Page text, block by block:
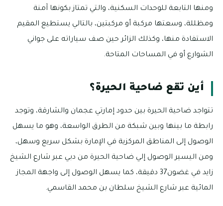
ومنها التابعة للوحدات السكنية، والتي تمتاز بكونها آمنة
ومظللة، وسعتها مركبة أو مركبتين، بالتالي يستطيع المقيم
الاستفادة منها، وكذلك الزائر حين صف سياراته على جواني
الشوارع أو في المساحات المتاحة.
أين تقع ضاحية الحيرة؟
تتواجد ضاحية الحيرة بين حدود إمارتي عجمان والشارقة، وتوجد
رابطة ما بينها وبين شبكة من الطرق الواسعة، وهو ما يسهل
الوصول إلى المناطق المركزية في الإمارة بشكل سريع وسهل،
ومن اليسير الوصول إلي ضاحية الحيرة من دبي عبر شارع الشيخ
زايد في غضون37 دقيقة، كما يسهل الوصول إلى واجهة المجاز
المائية عبر شارع الشيخ سلطان بن محمد القاسمي.